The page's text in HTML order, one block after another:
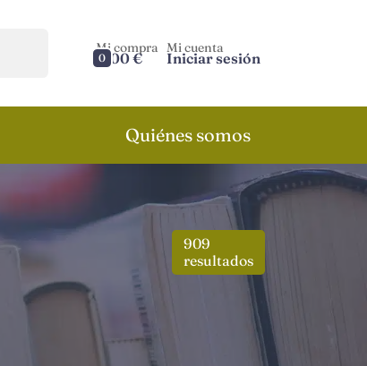
0
Mi compra
0,00 €
Mi cuenta
Iniciar sesión
Quiénes somos
909
resultados